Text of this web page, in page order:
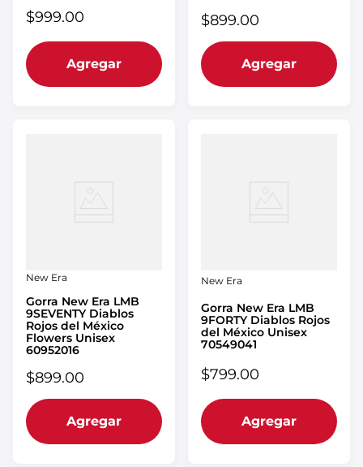
$999.00
Agregar
$899.00
Agregar
New Era
Gorra New Era LMB
9SEVENTY Diablos
Rojos del México
Flowers Unisex
60952016
$899.00
Agregar
New Era
Gorra New Era LMB
9FORTY Diablos Rojos
del México Unisex
70549041
$799.00
Agregar